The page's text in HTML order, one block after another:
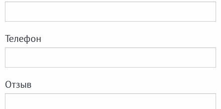
Телефон
Отзыв